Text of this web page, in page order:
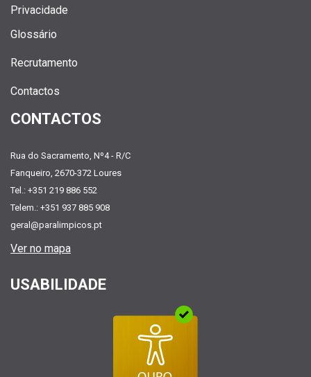
Privacidade
Glossário
Recrutamento
Contactos
CONTACTOS
Rua do Sacramento, Nº4 - R/C
Fanqueiro, 2670-372 Loures
Tel.: +351 219 886 552
Telem.: +351 937 885 908
geral@paralimpicos.pt
Ver no mapa
USABILIDADE